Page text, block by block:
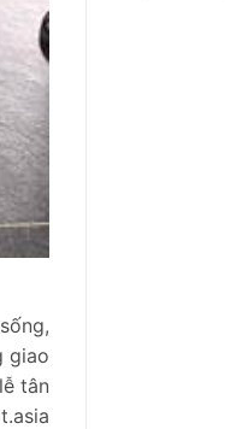
giao
tân